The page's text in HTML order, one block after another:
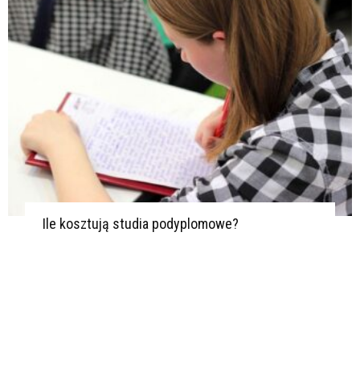
Ile kosztują studia podyplomowe?